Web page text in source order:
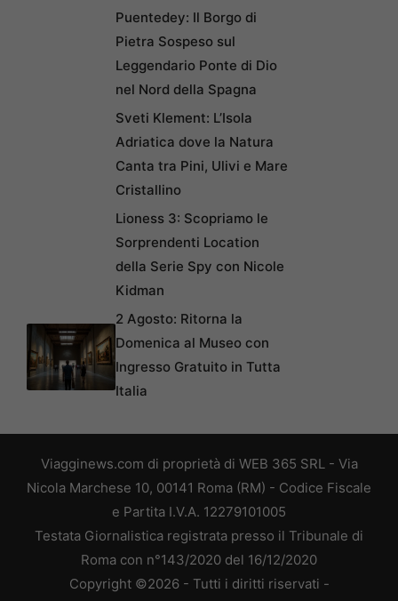
Puentedey: Il Borgo di
Pietra Sospeso sul
Leggendario Ponte di Dio
nel Nord della Spagna
Sveti Klement: L’Isola
Adriatica dove la Natura
Canta tra Pini, Ulivi e Mare
Cristallino
Lioness 3: Scopriamo le
Sorprendenti Location
della Serie Spy con Nicole
Kidman
2 Agosto: Ritorna la
Domenica al Museo con
Ingresso Gratuito in Tutta
Italia
Viagginews.com di proprietà di WEB 365 SRL - Via
Nicola Marchese 10, 00141 Roma (RM) - Codice Fiscale
e Partita I.V.A. 12279101005
Testata Giornalistica registrata presso il Tribunale di
Roma con n°143/2020 del 16/12/2020
Copyright ©2026 - Tutti i diritti riservati -